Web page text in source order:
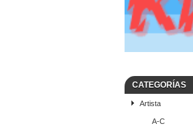
CATEGORÍAS
Artista
A-C